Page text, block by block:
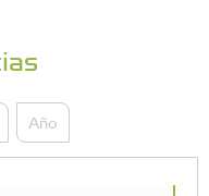
Año